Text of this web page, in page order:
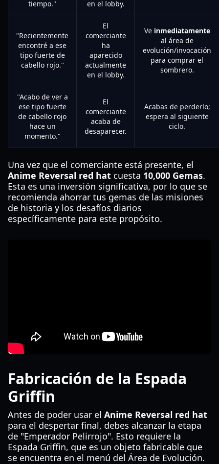
tiempo." en el lobby.
"Recientemente
encontré a ese
tipo fuerte de
cabello rojo."
El
comerciante
ha
aparecido
actualmente
en el lobby.
Ve inmediatamente
al área de
evolución/invocación
para comprar el
sombrero.
"Acabo de ver a
ese tipo fuerte
de cabello rojo
hace un
momento."
El
comerciante
acaba de
desaparecer.
Acabas de perderlo;
espera al siguiente
ciclo.
Una vez que el comerciante está presente, el
Anime Reversal red hat cuesta 10,000 Gemas.
Esta es una inversión significativa, por lo que se
recomienda ahorrar tus gemas de las misiones
de historia y los desafíos diarios
específicamente para este propósito.
Fabricación de la Espada
Griffin
Antes de poder usar el Anime Reversal red hat
para el despertar final, debes alcanzar la etapa
de "Emperador Pelirrojo". Esto requiere la
Espada Griffin, que es un objeto fabricable que
se encuentra en el menú del Área de Evolución.